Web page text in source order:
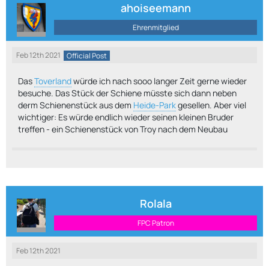
ahoiseemann
Ehrenmitglied
Feb 12th 2021 Official Post
DasToverlandwürde ich nach sooo langer Zeit gerne wieder
besuche. Das Stück der Schiene müsste sich dann neben
derm Schienenstück aus dem Heide-Parkgesellen. Aber viel
wichtiger: Es würde endlich wieder seinen kleinen Bruder
treffen - ein Schienenstück von Troy nach dem Neubau
Rolala
FPC Patron
Feb 12th 2021